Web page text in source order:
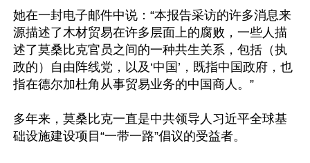
她在一封电子邮件中说：“本报告采访的许多消息来
源描述了木材贸易在许多层面上的腐败，一些人描
述了莫桑比克官员之间的一种共生关系，包括（执
政的）自由阵线党，以及‘中国’，既指中国政府，也
指在德尔加杜角从事贸易业务的中国商人。”
多年来，莫桑比克一直是中共领导人习近平全球基
础设施建设项目“一带一路”倡议的受益者。